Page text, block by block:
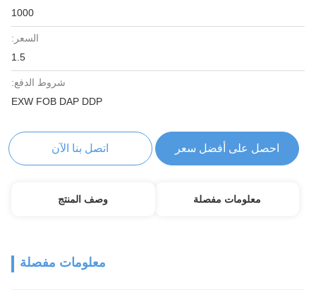
1000
السعر:
1.5
شروط الدفع:
EXW FOB DAP DDP
احصل على أفضل سعر اتصل بنا الآن
معلومات مفصلة وصف المنتج
معلومات مفصلة